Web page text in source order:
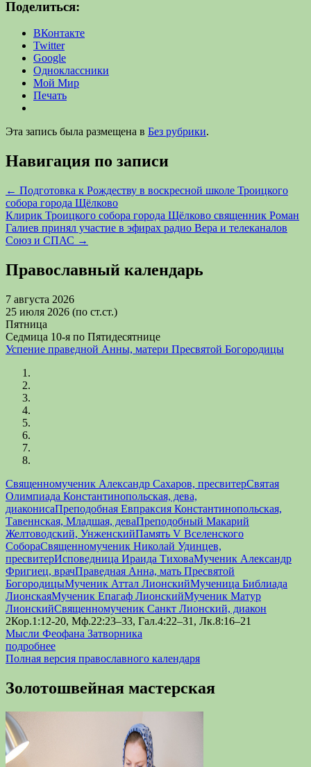
Поделиться:
ВКонтакте
Twitter
Google
Одноклассники
Мой Мир
Печать
Эта запись была размещена в Без рубрики.
Навигация по записи
← Подготовка к Рождеству в воскресной школе Троицкого
собора города Щёлково
Клирик Троицкого собора города Щёлково священник Роман
Галиев принял участие в эфирах радио Вера и телеканалов
Союз и СПАС →
Православный календарь
7 августа 2026
25 июля 2026 (по ст.ст.)
Пятница
Седмица 10-я по Пятидесятнице
Успение праведной Анны, матери Пресвятой Богородицы
Священномученик Александр Сахаров, пресвитерСвятая
Олимпиада Константинопольская, дева,
диаконисаПреподобная Евпраксия Константинопольская,
Тавеннская, Младшая, деваПреподобный Макарий
Желтоводский, УнженскийПамять V Вселенского
СобораСвященномученик Николай Удинцев,
пресвитерИсповедница Ираида ТиховаМученик Александр
Фригиец, врачПраведная Анна, мать Пресвятой
БогородицыМученик Аттал ЛионскийМученица Библиада
ЛионскаяМученик Епагаф ЛионскийМученик Матур
ЛионскийСвященномученик Санкт Лионский, диакон
2Кор.1:12-20, Мф.22:23–33, Гал.4:22–31, Лк.8:16–21
Мысли Феофана Затворника
подробнее
Полная версия православного календаря
Золотошвейная мастерская